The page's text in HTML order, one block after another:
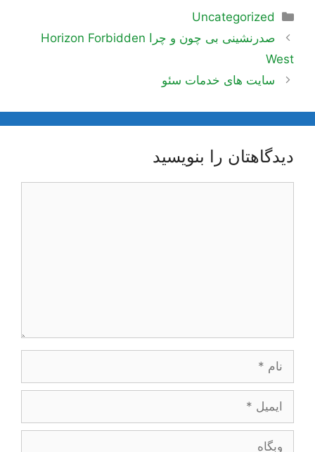
دسته‌ها
Uncategorized
ناوبری
نوشته‌ها
صدرنشینی بی چون و چرا Horizon Forbidden
West
سایت های خدمات سئو
دیدگاهتان را بنویسید
ایمیل
وبگاه